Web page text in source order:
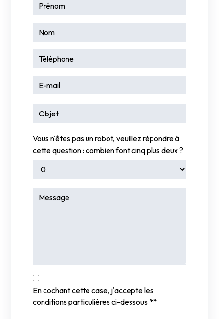
Vous n'êtes pas un robot, veuillez répondre à
cette question : combien font cinq plus deux ?
En cochant cette case, j'accepte les
conditions particulières ci-dessous **